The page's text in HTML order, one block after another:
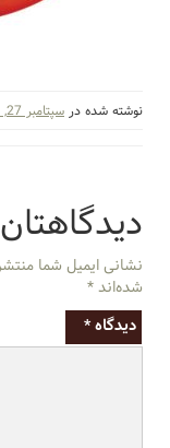
نوشته شده در سپتامبر 27, 2017
نشانی ایمیل شما
شده‌اند*
دیدگاه*